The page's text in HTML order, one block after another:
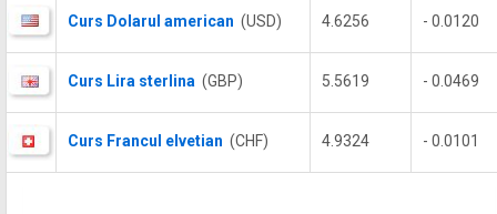
Curs Dolarul american (USD) 4.6256 - 0.0120
Curs Lira sterlina (GBP) 5.5619 - 0.0469
Curs Francul elvetian (CHF) 4.9324 - 0.0101